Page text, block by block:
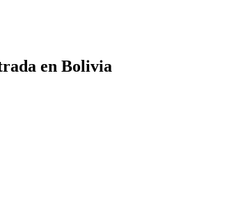
en Bolivia